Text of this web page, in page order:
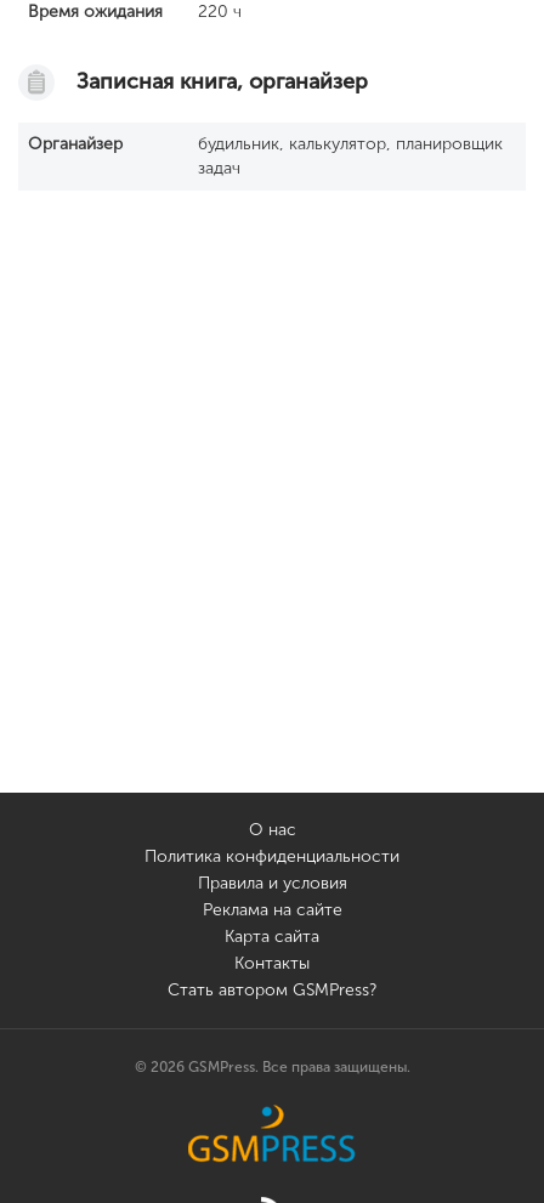
Время ожидания 220 ч
Записная книга, органайзер
Органайзер
будильник, калькулятор, планировщик
задач
О нас
Политика конфиденциальности
Правила и условия
Реклама на сайте
Карта сайта
Контакты
Стать автором GSMPress?
© 2026 GSMPress. Все права защищены.